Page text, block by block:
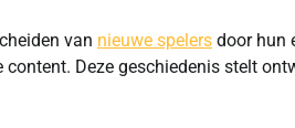
van nieuwe spelers door hun
content. Deze geschiedenis stelt